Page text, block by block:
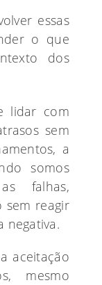
essas
o que
dos
lidar com
sem
a
somos
falhas,
sem reagir
negativa.
aceitação
mesmo